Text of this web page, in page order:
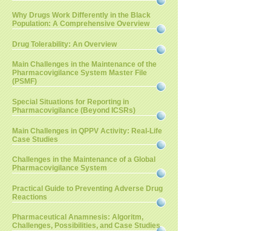
Why Drugs Work Differently in the Black
Population: A Comprehensive Overview
Drug Tolerability: An Overview
Main Challenges in the Maintenance of the
Pharmacovigilance System Master File
(PSMF)
Special Situations for Reporting in
Pharmacovigilance (Beyond ICSRs)
Main Challenges in QPPV Activity: Real-Life
Case Studies
Challenges in the Maintenance of a Global
Pharmacovigilance System
Practical Guide to Preventing Adverse Drug
Reactions
Pharmaceutical Anamnesis: Algoritm,
Challenges, Possibilities, and Case Studies